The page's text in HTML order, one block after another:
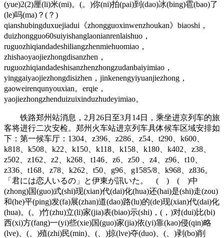
(yue)2(2)厘(li)米(mi)。(。)你(ni)拍(pai)到(dao)冰(bing)雹(bao)了
(le)吗(ma)？(？)
qianshubingduxuejiadui《zhongguoxinwenzhoukan》biaoshi，
duizhongguo60suiyishanglaonianrenlaishuo，
ruguozhiqiandadeshiliangzhenmiehuomiao，
zhishaoyaojiezhongdisanzhen，
ruguozhiqiandadeshisanzhenzhongzudanbaiyimiao，
yinggaiyaojiezhongdisizhen，jinkenengyiyuanjiezhong，
gaoweirenqunyouxian。erqie，
yaojiezhongzhenduizuixinduzhudeyimiao。
铁路郑州站消息，2月26日至3月14日，乘坐进京列车的旅
客将进行二次安检。郑州火车站进京列车具体候车区域安排如
下：第一候车厅：1304、z396、z286、z54、t290、k600、
k818、k508、k22、k150、k118、k158、k180、k402、z38、
z502、z162、z2、k268、t146、z6、z50 、z4、z96、t10、
z336、t168、z78、k262、t50、g96、g1585/8、k968、z836。
「君には恋人いるの」と伊東が訊いた。 ( ) ( )中
(zhong)国(guo)式(shi)现(xian)代(dai)化(hua)还(hai)是(shi)走(zou)
和(he)平(ping)发(fa)展(zhan)道(dao)路(lu)的(de)现(xian)代(dai)化
(hua)。(。)竹(zhu)立(li)家(jia)表(biao)示(shi)，(，)对(dui)比(bi)
西(xi)方(fang)一(yi)些(xie)国(guo)家(jia)依(yi)靠(kao)侵(qin)略
(lve)、(、)殖(zhi)民(min)、(、)掠(lve)夺(duo)、(、)剥(bo)削